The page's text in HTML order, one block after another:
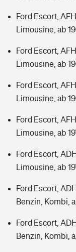
Ford Escort,
Limousine, ab
Ford Escort,
Limousine, ab
Ford Escort,
Limousine, ab
Ford Escort,
Limousine, ab
Ford Escort,
Limousine, ab
Ford Escort,
Benzin, Kombi,
Ford Escort,
Benzin, Kombi,